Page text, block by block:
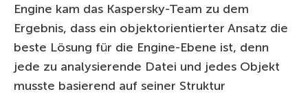
Engine kam das Kaspersky-Team zu dem
Ergebnis, dass ein objektorientierter Ansatz die
beste Lösung für die Engine-Ebene ist, denn
jede zu analysierende Datei und jedes Objekt
musste basierend auf seiner Struktur